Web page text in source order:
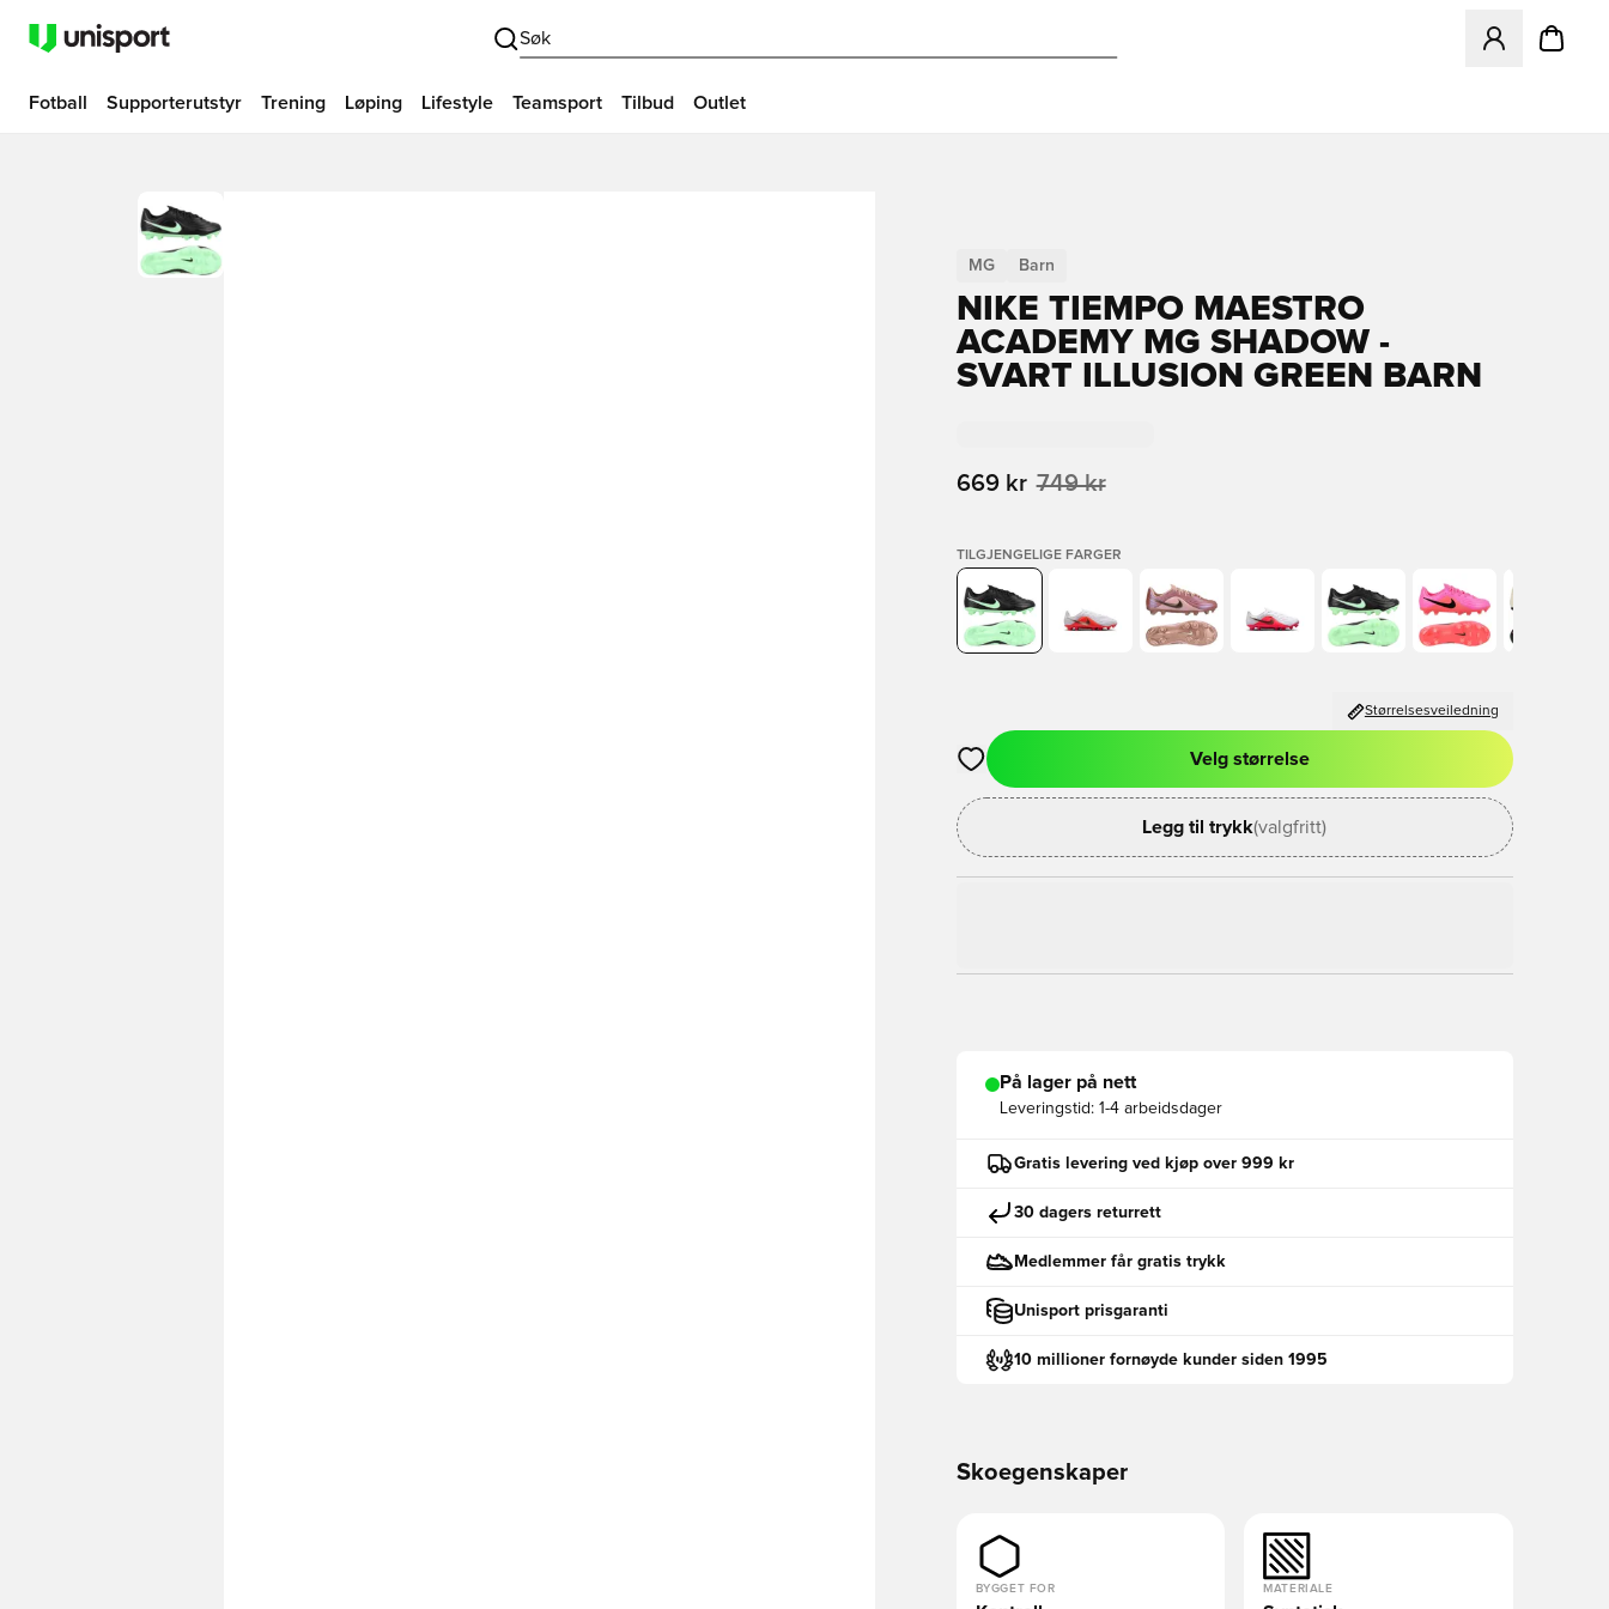
Søk
Åpner en
Fotball Supporterutstyr Trening Løping Lifestyle Teamsport Tilbud Outlet
MG Barn
NIKE TIEMPO MAESTRO
ACADEMY MG SHADOW -
SVART ILLUSION GREEN BARN
669 kr 749 kr
TILGJENGELIGE FARGER
Størrelsesveiledning
Åpner en Modal for å logge inn eller registrere deg som medlem
Velg størrelse
Legg til trykk(valgfritt)
På lager på nett
Leveringstid: 1-4 arbeidsdager
Gratis levering ved kjøp over 999 kr
30 dagers returrett
Medlemmer får gratis trykk
Unisport prisgaranti
10 millioner fornøyde kunder siden 1995
Skoegenskaper
BYGGET FOR MATERIALE